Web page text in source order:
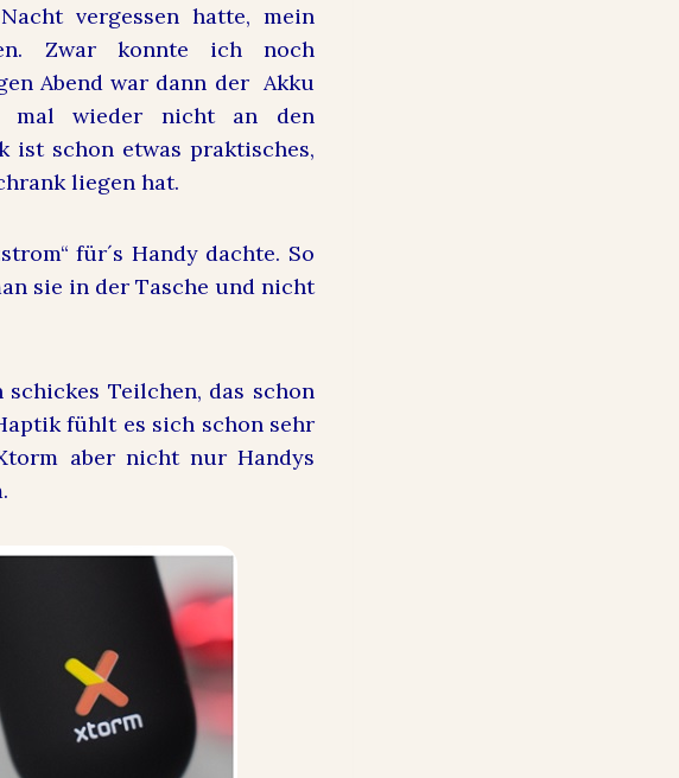
vergessen hatte, mein
Zwar konnte ich noch
Abend war dann der Akku
mal wieder nicht an den
ist schon etwas praktisches,
liegen hat.
für´s Handy dachte. So
sie in der Tasche und nicht
Teilchen, das schon
fühlt es sich schon sehr
aber nicht nur Handys